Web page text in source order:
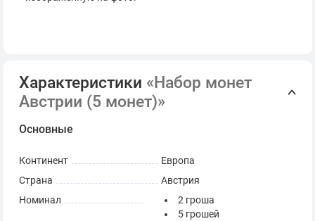
Характеристики «Набор монет
Австрии (5 монет)»
Основные
Континент
Европа
Страна
Австрия
Номинал
2 гроша
5 грошей